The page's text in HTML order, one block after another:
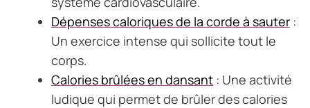
Dépenses caloriques de la corde à sauter :
Un exercice intense qui sollicite tout le
corps.
Calories brûlées en dansant : Une activité
ludique qui permet de brûler des calories